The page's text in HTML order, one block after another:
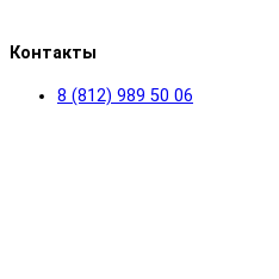
Контакты
8 (812) 989 50 06